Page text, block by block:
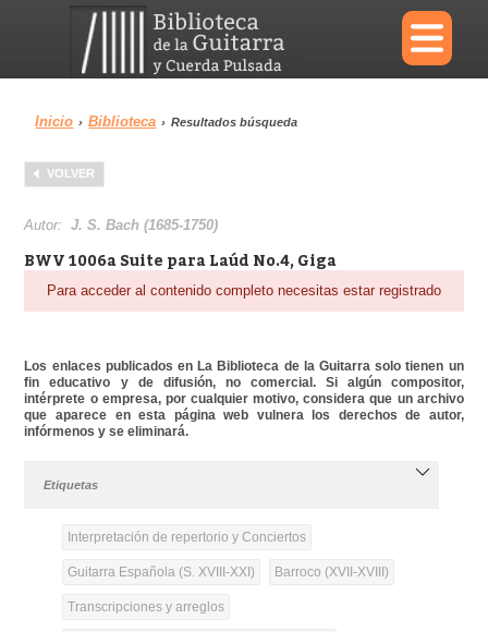
×
Menu
Biblioteca
Inicio › Biblioteca › Resultados búsqueda
VOLVER
Autor:J. S. Bach (1685-1750)
BWV 1006a Suite para Laúd No.4, Giga
Para acceder al contenido completo necesitas estar registrado
Los enlaces publicados en La Biblioteca de la Guitarra solo tienen un
fin educativo y de difusión, no comercial. Si algún compositor,
intérprete o empresa, por cualquier motivo, considera que un archivo
que aparece en esta página web vulnera los derechos de autor,
infórmenos y se eliminará.
Etiquetas
Interpretación de repertorio y Conciertos
Guitarra Española (S. XVIII-XXI) Barroco (XVII-XVIII)
Transcripciones y arreglos